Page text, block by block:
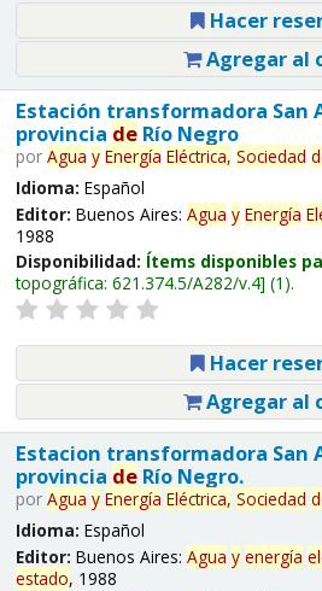
Hacer
Agregar al
Estación transformadora San
provincia deRío Negro
por Agua y Energía Eléctrica, Sociedad
Idioma: Español
Editor: Buenos Aires: Agua y Energía
1988
Disponibilidad: Ítems disponibles
topográfica: 621.374.5/A282/v.4 (1).
Hacer
Agregar al
Estacion transformadora San
provincia deRío Negro.
por Agua y Energía Eléctrica, Sociedad
Idioma: Español
Editor: Buenos Aires: Agua y energía
estado, 1988